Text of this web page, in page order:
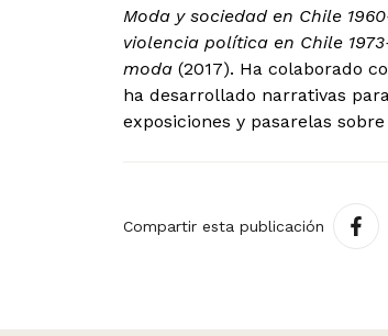
Moda y sociedad en Chile
violencia política en Chile
moda (2017). Ha colaborado
ha desarrollado narrativas
exposiciones y pasarelas
Compartir esta publicación